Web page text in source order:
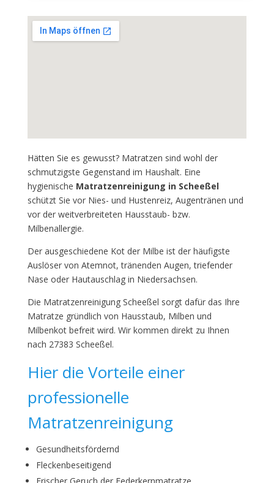
Hätten Sie es gewusst? Matratzen sind wohl der
schmutzigste Gegenstand im Haushalt. Eine
hygienische Matratzenreinigung in Scheeßel
schützt Sie vor Nies- und Hustenreiz, Augentränen und
vor der weitverbreiteten Hausstaub- bzw.
Milbenallergie.
Der ausgeschiedene Kot der Milbe ist der häufigste
Auslöser von Atemnot, tränenden Augen, triefender
Nase oder Hautauschlag in Niedersachsen.
Die Matratzenreinigung Scheeßel sorgt dafür das Ihre
Matratze gründlich von Hausstaub, Milben und
Milbenkot befreit wird. Wir kommen direkt zu Ihnen
nach 27383 Scheeßel.
Hier die Vorteile einer
professionelle
Matratzenreinigung
Gesundheitsfördernd
Fleckenbeseitigend